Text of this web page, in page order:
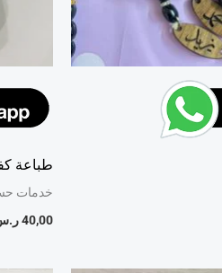
طباعة
خدمات
40,00